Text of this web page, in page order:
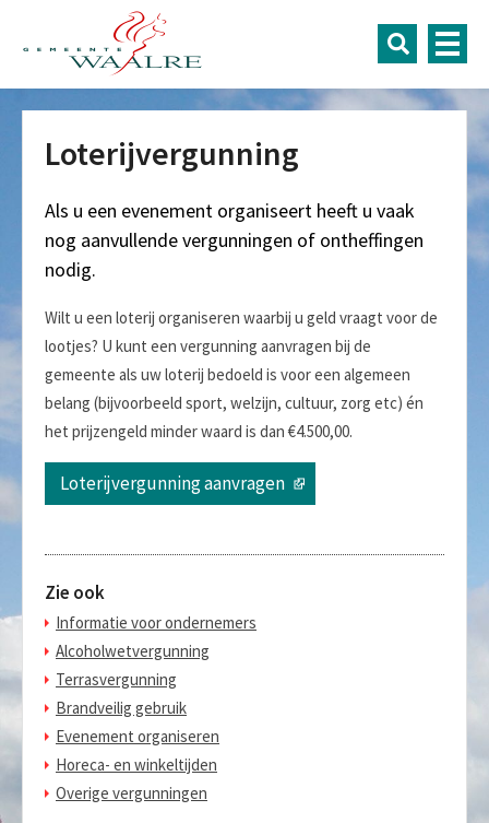
Loterijvergunning
Als u een evenement organiseert heeft u vaak
nog aanvullende vergunningen of ontheffingen
nodig.
Wilt u een loterij organiseren waarbij u geld vraagt voor de
lootjes? U kunt een vergunning aanvragen bij de
gemeente als uw loterij bedoeld is voor een algemeen
belang (bijvoorbeeld sport, welzijn, cultuur, zorg etc) én
het prijzengeld minder waard is dan €4.500,00.
Loterijvergunning aanvragen
Zie ook
Informatie voor ondernemers
Alcoholwetvergunning
Terrasvergunning
Brandveilig gebruik
Evenement organiseren
Horeca- en winkeltijden
Overige vergunningen